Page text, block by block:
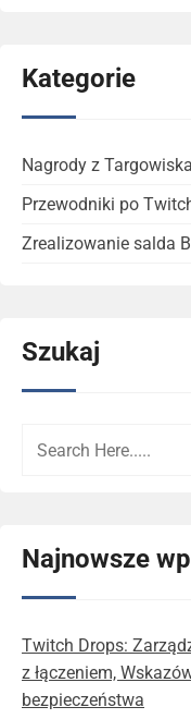
Kategorie
Nagrody z Targowiska
Przewodniki po
Zrealizowanie salda
Szukaj
Najnowsze
Twitch Drops:
z łączeniem,
bezpieczeństwa